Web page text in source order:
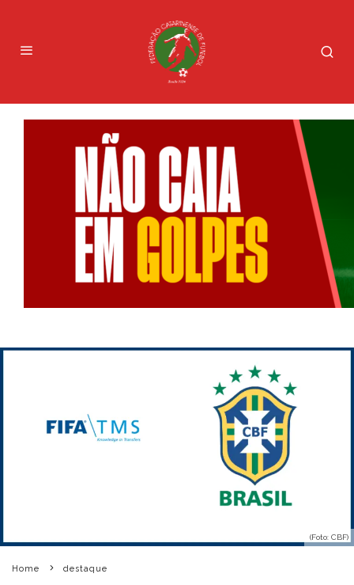
(Foto: CBF)
Home destaque